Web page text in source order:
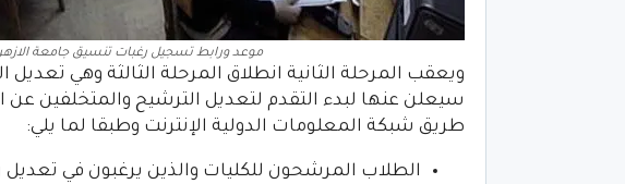
موعد ورابط تسجيل رغبات تنسيق جامعة
ويعقب المرحلة الثانية انطلاق المرحلة الثالثة وهي تعديل
سيعلن عنها لبدء التقدم لتعديل الترشيح والمتخلفين عن
طريق شبكة المعلومات الدولية الإنترنت وطبقا لما يلي:
الطلاب المرشحون للكليات والذين يرغبون في تعديل